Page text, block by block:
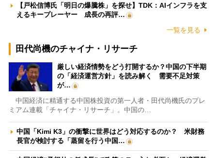
【戸松信博氏「明日の爆騰株」を探せ】TDK：AIインフラを支
えるキープレーヤー 成長の再評…
一覧を見る
田代尚機のチャイナ・リサーチ
厳しい経済情勢をどう打開するか？中国の下半期
の「経済運営方針」を読み解く 需要不足対策
が…
中国経済に精通する中国株投資の第一人者・田代尚機氏のプレ
ミアム連載「チャイナ・リサーチ」。中国の…
中国「Kimi K3」の衝撃に世界はどう対応するのか？ 米財務
長官が検討する「蒸留を行う中国…